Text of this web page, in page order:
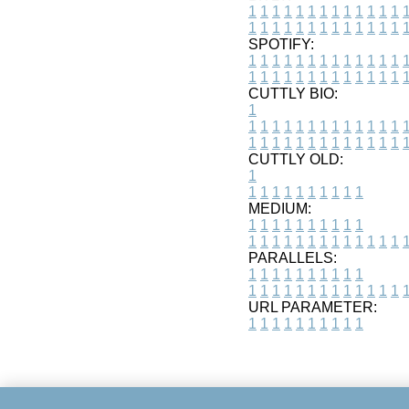
1 1 1 1 1 1 1 1 1 1 1 1 1 1
1 1 1 1 1 1 1 1 1 1 1 1 1 1
SPOTIFY:
1 1 1 1 1 1 1 1 1 1 1 1 1 1
1 1 1 1 1 1 1 1 1 1 1 1 1 1
CUTTLY BIO:
1
1 1 1 1 1 1 1 1 1 1 1 1 1 1
1 1 1 1 1 1 1 1 1 1 1 1 1 1
CUTTLY OLD:
1
1 1 1 1 1 1 1 1 1 1
MEDIUM:
1 1 1 1 1 1 1 1 1 1
1 1 1 1 1 1 1 1 1 1 1 1 1 1
PARALLELS:
1 1 1 1 1 1 1 1 1 1
1 1 1 1 1 1 1 1 1 1 1 1 1 1
URL PARAMETER:
1 1 1 1 1 1 1 1 1 1